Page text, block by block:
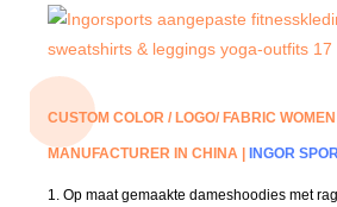
CUSTOM COLOR / LOGO/ FABRIC
MANUFACTURER IN CHINA | INGOR
1. Op maat gemaakte dameshoodies met